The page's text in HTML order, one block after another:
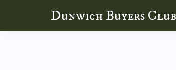
Dunwich Buyers Club